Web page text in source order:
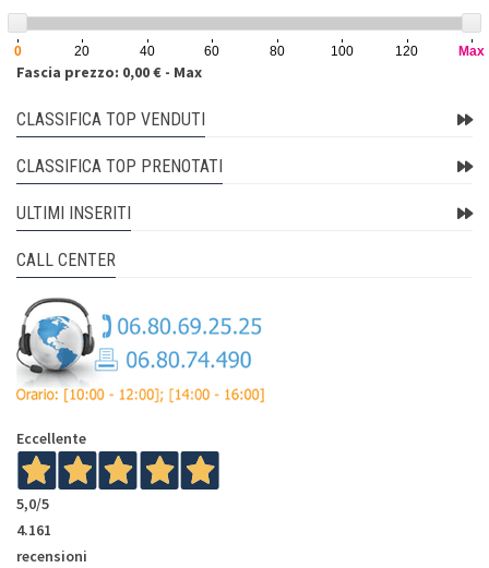
0 20 40 60 80 100 120 Max
Fascia prezzo: 0,00 € - Max
CLASSIFICA TOP VENDUTI
CLASSIFICA TOP PRENOTATI
ULTIMI INSERITI
CALL CENTER
Eccellente
5,0/5
4.161
recensioni